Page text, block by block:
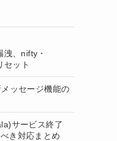
、nifty・
セット
ッセージ機能の
サービス終了
き対応まとめ